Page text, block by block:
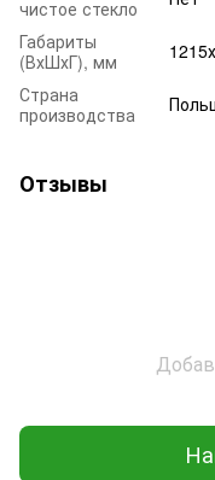
чистое стекло
Габариты
(ВхШхГ), мм
Страна
производства
Отзывы